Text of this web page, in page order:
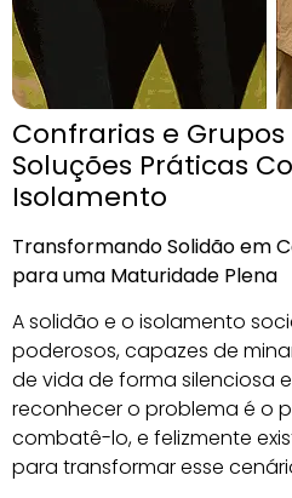
Confrarias e
Soluções Práticas
Isolamento
Transformando Solidão em
para uma Maturidade Plena
A solidão e o isolamento
poderosos, capazes de
de vida de forma silenciosa
reconhecer o problema é o
combatê-lo, e felizmente
para transformar esse